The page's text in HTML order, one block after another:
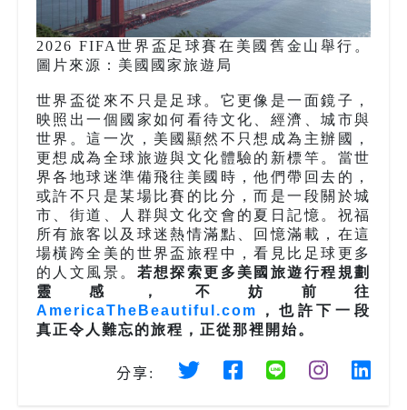
2026 FIFA世界盃足球賽在美國舊金山舉行。
圖片來源：美國國家旅遊局
世界盃從來不只是足球。它更像是一面鏡子，
映照出一個國家如何看待文化、經濟、城市與
世界。這一次，美國顯然不只想成為主辦國，
更想成為全球旅遊與文化體驗的新標竿。當世
界各地球迷準備飛往美國時，他們帶回去的，
或許不只是某場比賽的比分，而是一段關於城
市、街道、人群與文化交會的夏日記憶。祝福
所有旅客以及球迷熱情滿點、回憶滿載，在這
場橫跨全美的世界盃旅程中，看見比足球更多
的人文風景。 若想探索更多美國旅遊行程規劃
靈感，不妨前往
AmericaTheBeautiful.com
，也許下一段
真正令人難忘的旅程，正從那裡開始。
分享: